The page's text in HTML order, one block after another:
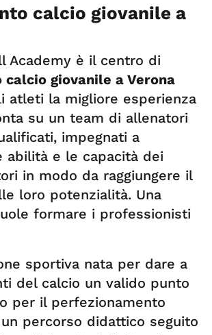
calcio giovanile a
Academy è il centro di
giovanile a Verona
atleti la migliore esperienza
su un team di allenatori
impegnati a
abilità e le capacità dei
in modo da raggiungere il
loro potenzialità. Una
formare i professionisti
sportiva nata per dare a
del calcio un valido punto
per il perfezionamento
percorso didattico seguito